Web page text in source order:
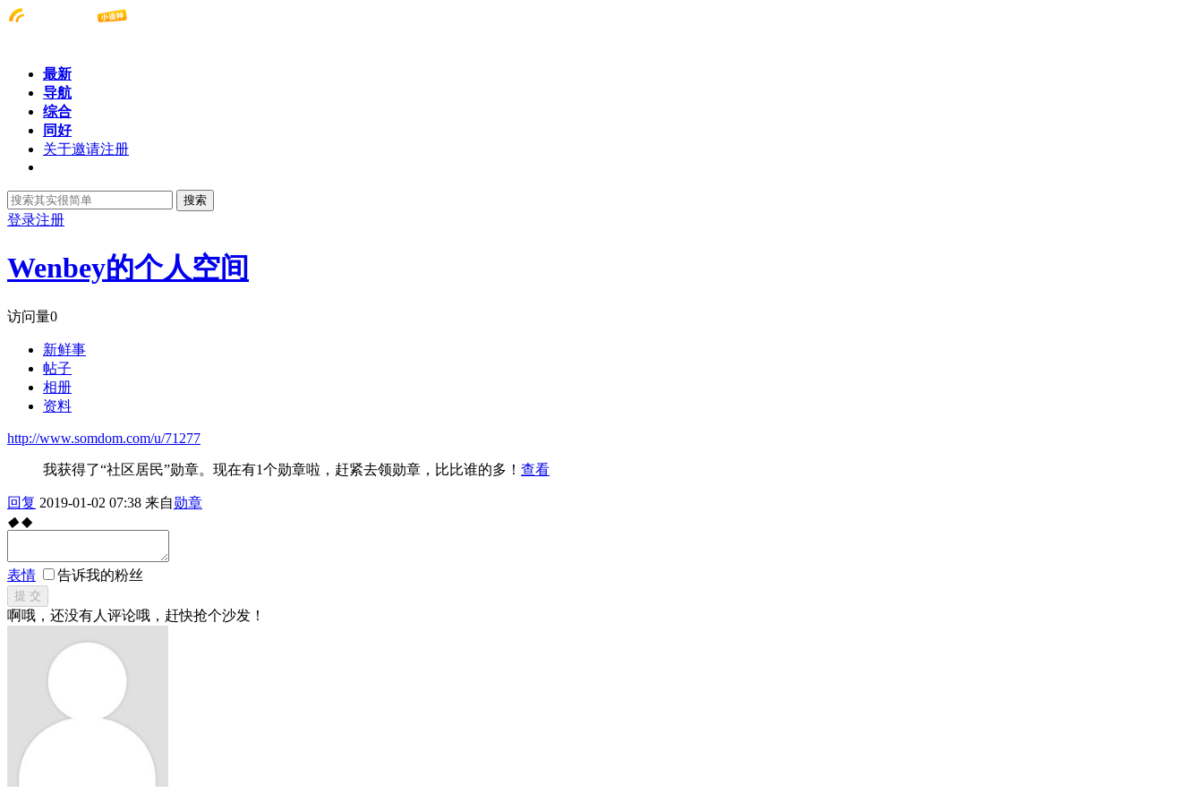
最新
导航
综合
同好
关于邀请注册
搜索
登录注册
Wenbey的个人空间
访问量0
新鲜事
帖子
相册
资料
http://www.somdom.com/u/71277
我获得了“社区居民”勋章。现在有1个勋章啦，赶紧去领勋章，比比谁的多！ 查看
回复 2019-01-02 07:38 来自勋章
◆ ◆
表情 告诉我的粉丝
提 交
啊哦，还没有人评论哦，赶快抢个沙发！